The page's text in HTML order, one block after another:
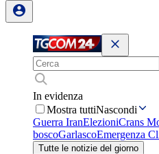
In evidenza
Mostra tuttiNascondi
Guerra IranElezioniCrans
boscoGarlascoEmergenza
Tutte le notizie del giorno